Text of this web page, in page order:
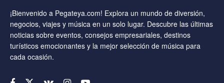
¡Bienvenido a Pegateya.com! Explora un mundo de diversión,
negocios, viajes y música en un solo lugar. Descubre las últimas
noticias sobre eventos, consejos empresariales, destinos
turísticos emocionantes y la mejor selección de música para
cada ocasión.